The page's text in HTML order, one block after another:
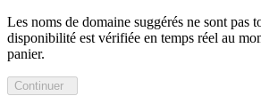
Les noms de domaine suggérés ne sont pas
disponibilité est vérifiée en temps réel au
panier.